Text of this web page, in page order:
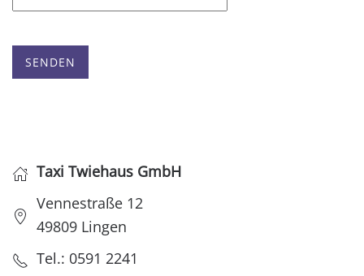
SENDEN
Taxi Twiehaus GmbH
Vennestraße 12
49809 Lingen
Tel.: 0591 2241